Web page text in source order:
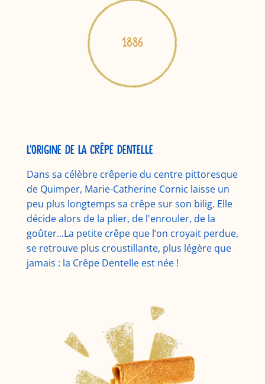
1886
L'origine de la Crêpe Dentelle
Dans sa célèbre crêperie du centre pittoresque
de Quimper, Marie-Catherine Cornic laisse un
peu plus longtemps sa crêpe sur son bilig. Elle
décide alors de la plier, de l'enrouler, de la
goûter...La petite crêpe que l’on croyait perdue,
se retrouve plus croustillante, plus légère que
jamais : la Crêpe Dentelle est née !